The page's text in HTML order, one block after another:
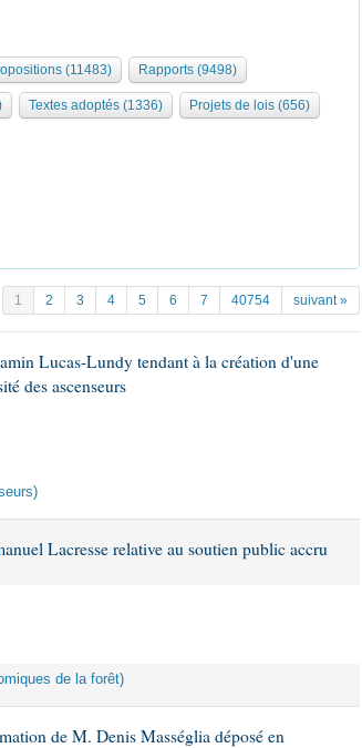
(11483) Rapports (9498)
Textes adoptés (1336) Projets de lois (656)
1 2 3 4 5 6 7 40754 suivant »
Lucas-Lundy tendant à la création d'une
des ascenseurs
Lacresse relative au soutien public accru
de la forêt)
de M. Denis Masséglia déposé en